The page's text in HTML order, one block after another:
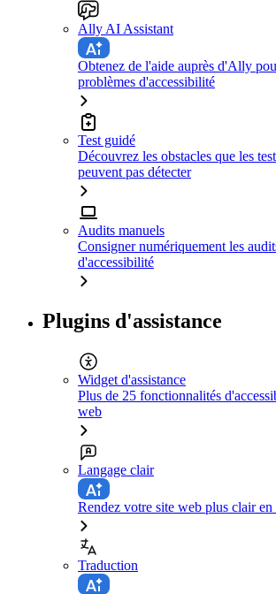
Ally AI Assistant
Obtenez de l'aide auprès d'Ally
problèmes d'accessibilité
Test guidé
Découvrez les obstacles que les
peuvent pas détecter
Audits manuels
Consigner numériquement les
d'accessibilité
Plugins d'assistance
Widget d'assistance
Plus de 25 fonctionnalités
web
Langage clair
Rendez votre site web plus clair
Traduction